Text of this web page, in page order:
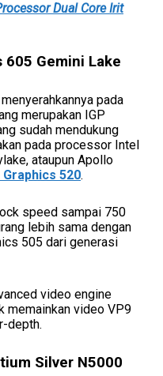
Dual Core Irit
605 Gemini Lake
pada
merupakan IGP
sudah mendukung
pada processor Intel
ataupun Apollo
Graphics 520.
speed sampai 750
lebih sama dengan
505 dari generasi
video engine
memainkan video VP9
depth.
Silver N5000